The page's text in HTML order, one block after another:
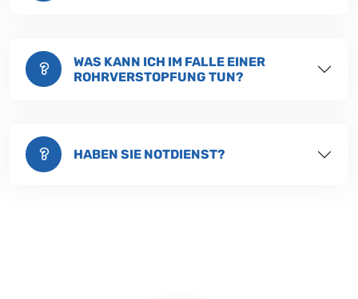
WAS KANN ICH IM FALLE EINER
ROHRVERSTOPFUNG TUN?
HABEN SIE NOTDIENST?